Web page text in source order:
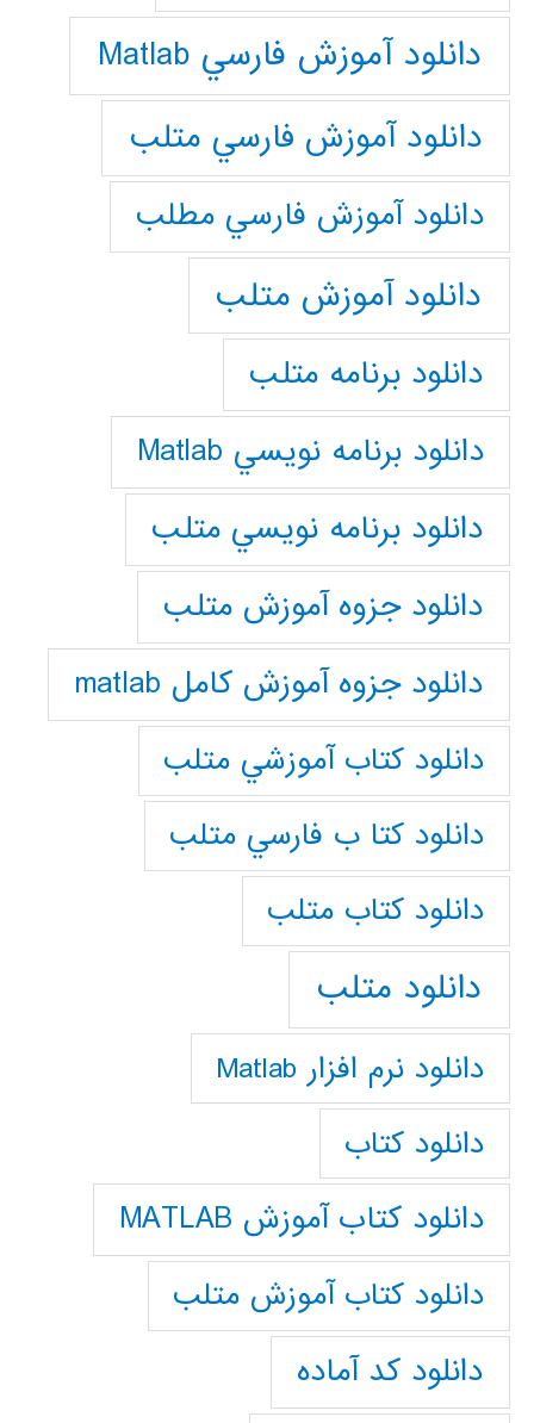
دانلود آموزش فارسي Matlab
دانلود آموزش فارسي متلب
دانلود آموزش فارسي مطلب
دانلود آموزش متلب
دانلود برنامه متلب
دانلود برنامه نويسي Matlab
دانلود برنامه نويسي متلب
دانلود جزوه آموزش متلب
دانلود جزوه آموزش کامل matlab
دانلود كتاب آموزشي متلب
دانلود كتا ب فارسي متلب
دانلود كتاب متلب
دانلود متلب
دانلود نرم افزار Matlab
دانلود کتاب
دانلود کتاب آموزش MATLAB
دانلود کتاب آموزش متلب
دانلود کد آماده